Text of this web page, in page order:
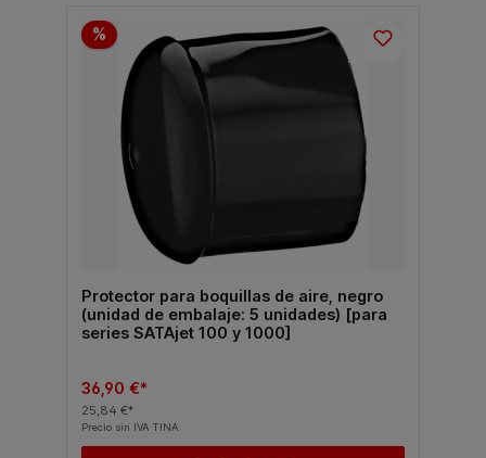
%
Protector para boquillas de aire, negro
(unidad de embalaje: 5 unidades) [para
series SATAjet 100 y 1000]
36,90 €*
25,84 €*
Precio sin IVA TINA